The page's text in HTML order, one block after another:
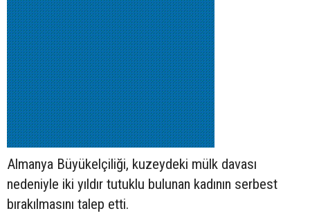
Almanya Büyükelçiliği, kuzeydeki mülk davası
nedeniyle iki yıldır tutuklu bulunan kadının serbest
bırakılmasını talep etti.